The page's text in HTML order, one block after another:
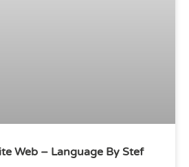
Web – Language By Stef